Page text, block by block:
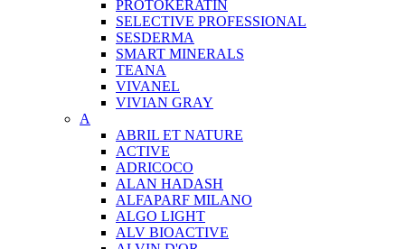
PROTOKERATIN
SELECTIVE PROFESSIONAL
SESDERMA
SMART MINERALS
TEANA
VIVANEL
VIVIAN GRAY
A
ABRIL ET NATURE
ACTIVE
ADRICOCO
ALAN HADASH
ALFAPARF MILANO
ALGO LIGHT
ALV BIOACTIVE